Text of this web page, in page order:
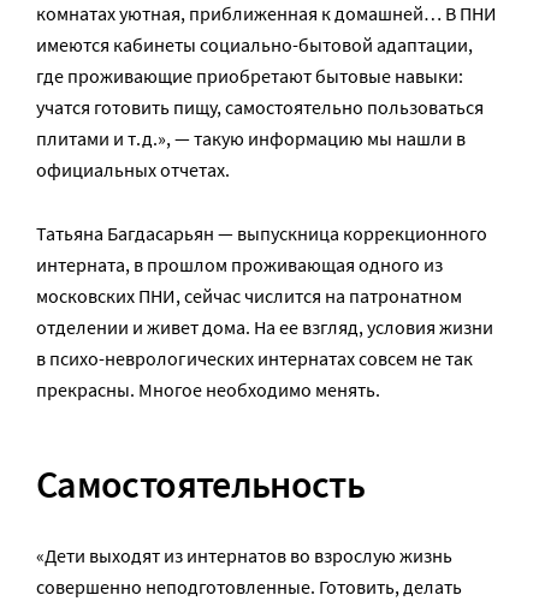
комнатах уютная, приближенная к домашней… В ПНИ
имеются кабинеты социально-бытовой адаптации,
где проживающие приобретают бытовые навыки:
учатся готовить пищу, самостоятельно пользоваться
плитами и т.д.», — такую информацию мы нашли в
официальных отчетах.
Татьяна Багдасарьян — выпускница коррекционного
интерната, в прошлом проживающая одного из
московских ПНИ, сейчас числится на патронатном
отделении и живет дома. На ее взгляд, условия жизни
в психо-неврологических интернатах совсем не так
прекрасны. Многое необходимо менять.
Самостоятельность
«Дети выходят из интернатов во взрослую жизнь
совершенно неподготовленные. Готовить, делать